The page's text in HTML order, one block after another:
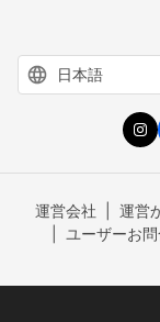
運営会社 運営
ユーザーお